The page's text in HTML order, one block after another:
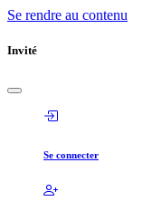
Se rendre au contenu
Invité
Se connecter